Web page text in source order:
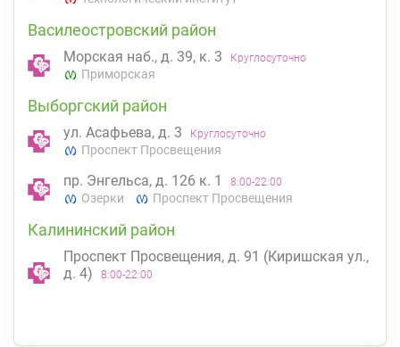
Василеостровский район
Морская наб., д. 39, к. 3 Круглосуточно
Приморская
Выборгский район
ул. Асафьева, д. 3 Круглосуточно
Проспект Просвещения
пр. Энгельса, д. 126 к. 1 8:00-22:00
Озерки Проспект Просвещения
Калининский район
Проспект Просвещения, д. 91 (Киришская ул.,
д. 4)
8:00-22:00